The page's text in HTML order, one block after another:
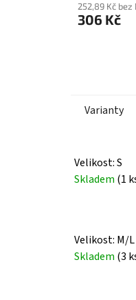
produktu
je
252,89 Kč bez
306 Kč
Varianty
Velikost: S
Skladem (1
Velikost: M/L
Skladem (3